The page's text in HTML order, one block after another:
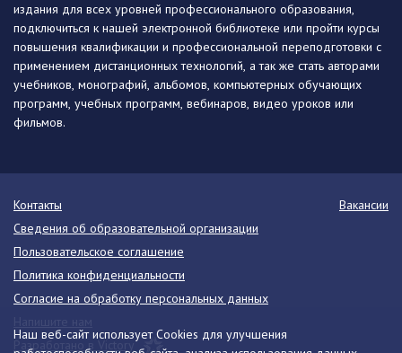
Наш веб-сайт использует Cookies для улучшения
издания для всех уровней профессионального образования,
подключиться к нашей электронной библиотеке или пройти курсы
повышения квалификации и профессиональной переподготовки с
применением дистанционных технологий, а так же стать авторами
учебников, монографий, альбомов, компьютерных обучающих
программ, учебных программ, вебинаров, видео уроков или
фильмов.
Контакты
Вакансии
Сведения об образовательной организации
Пользовательское соглашение
Политика конфиденциальности
Согласие на обработку персональных данных
Разработано в Victory